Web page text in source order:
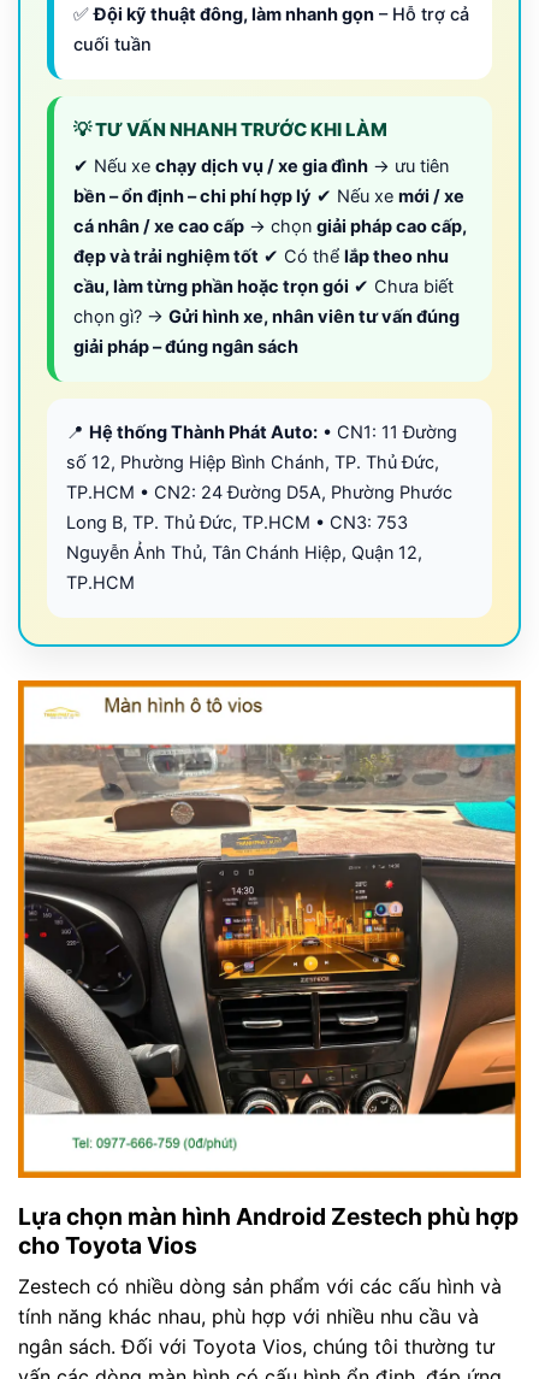
✅Đội kỹ thuật đông, làm nhanh gọn – Hỗ trợ cả
cuối tuần
💡 TƯ VẤN NHANH TRƯỚC KHI LÀM
✔ Nếu xe chạy dịch vụ / xe gia đình → ưu tiên
bền – ổn định – chi phí hợp lý ✔ Nếu xe mới / xe
cá nhân / xe cao cấp → chọn giải pháp cao cấp,
đẹp và trải nghiệm tốt ✔ Có thể lắp theo nhu
cầu, làm từng phần hoặc trọn gói ✔ Chưa biết
chọn gì? → Gửi hình xe, nhân viên tư vấn đúng
giải pháp – đúng ngân sách
📍 Hệ thống Thành Phát Auto: • CN1: 11 Đường
số 12, Phường Hiệp Bình Chánh, TP. Thủ Đức,
TP.HCM • CN2: 24 Đường D5A, Phường Phước
Long B, TP. Thủ Đức, TP.HCM • CN3: 753
Nguyễn Ảnh Thủ, Tân Chánh Hiệp, Quận 12,
TP.HCM
Lựa chọn màn hình Android Zestech phù hợp
cho Toyota Vios
Zestech có nhiều dòng sản phẩm với các cấu hình và
tính năng khác nhau, phù hợp với nhiều nhu cầu và
ngân sách. Đối với Toyota Vios, chúng tôi thường tư